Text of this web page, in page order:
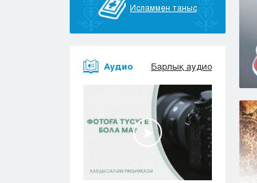
Исламмен таныс
Аудио Барлық аудио